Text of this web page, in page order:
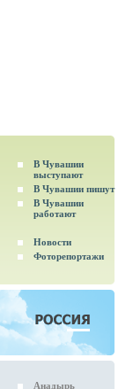
В Чувашии
выступают
В Чувашии пишут
В Чувашии
работают
Новости
Фоторепортажи
Анадырь